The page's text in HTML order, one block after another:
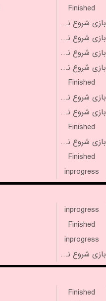
Finished
بازی شروع نشده است
بازی شروع نشده است
بازی شروع نشده است
بازی شروع نشده است
Finished
بازی شروع نشده است
بازی شروع نشده است
Finished
بازی شروع نشده است
Finished
inprogress
inprogress
Finished
inprogress
بازی شروع نشده است
Finished